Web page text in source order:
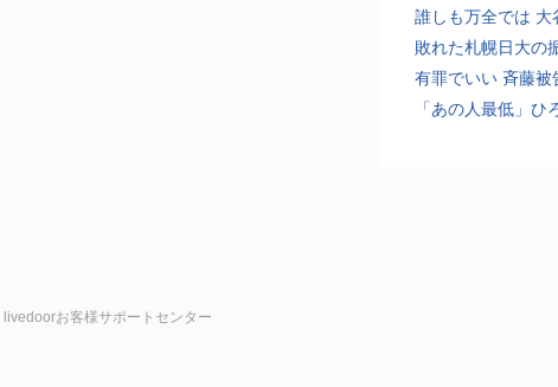
誰しも万全では 大
敗れた札幌日大の
有罪でいい 斉藤被
「あの人最低」ひ
livedoorお客様サポートセンター